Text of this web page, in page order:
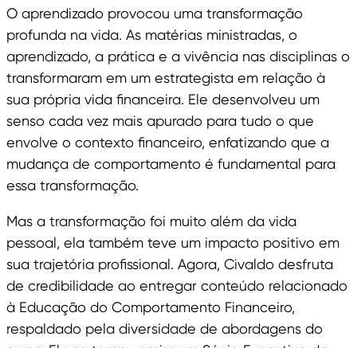
O aprendizado provocou uma transformação
profunda na vida. As matérias ministradas, o
aprendizado, a prática e a vivência nas disciplinas o
transformaram em um estrategista em relação à
sua própria vida financeira. Ele desenvolveu um
senso cada vez mais apurado para tudo o que
envolve o contexto financeiro, enfatizando que a
mudança de comportamento é fundamental para
essa transformação.
Mas a transformação foi muito além da vida
pessoal, ela também teve um impacto positivo em
sua trajetória profissional. Agora, Civaldo desfruta
de credibilidade ao entregar conteúdo relacionado
à Educação do Comportamento Financeiro,
respaldado pela diversidade de abordagens do